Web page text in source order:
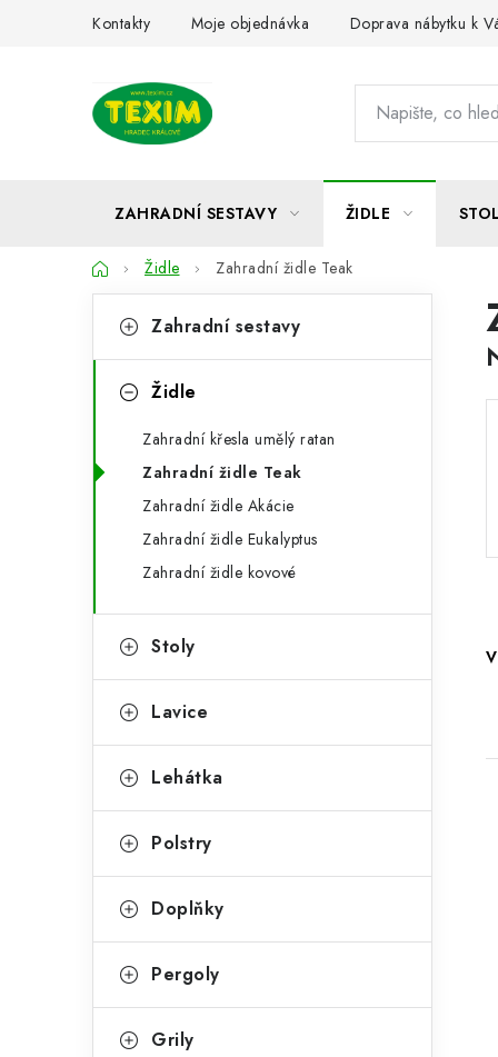
Kontakty Moje objednávka Doprava nábytku k
ZAHRADNÍ SESTAVY ŽIDLE
DomůŽidle Zahradní židle Teak
o
r
n
p
a
e
l
kategorie
a
g
o
e
Zahradní sestavy
Židle
Zahradní křesla umělý ratan
Zahradní židle Teak
Zahradní židle Akácie
Zahradní židle Eukalyptus
Zahradní židle kovové
Stoly
Lavice
Lehátka
Polstry
Doplňky
Pergoly
Grily